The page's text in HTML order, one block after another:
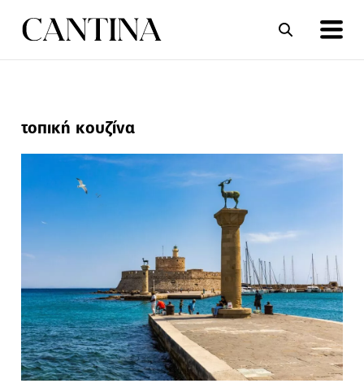
ΣΥΝΤΑΓΕΣ
τοπική κουζίνα